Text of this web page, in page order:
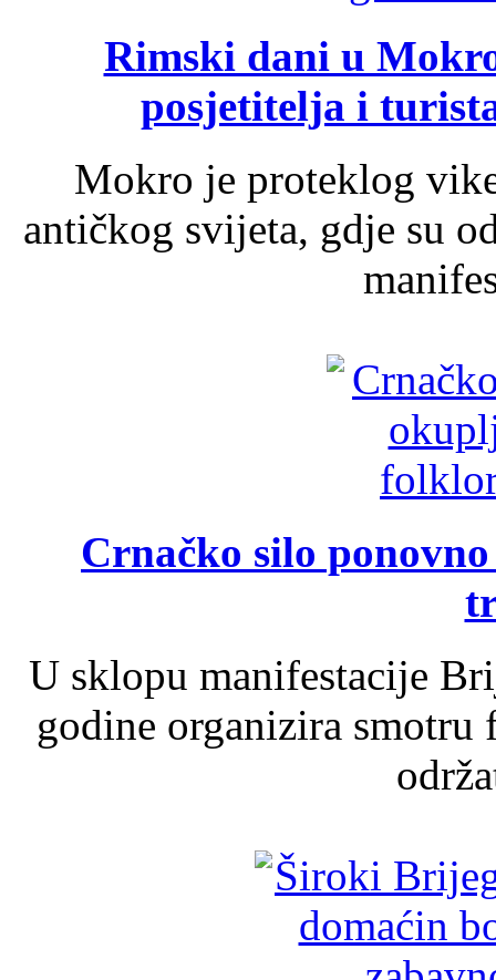
Rimski dani u
posjetitelja i
Mokro je proteklog
antičkog svijeta, gdje su
Crnačko silo
U sklopu manifestacije
godine organizira